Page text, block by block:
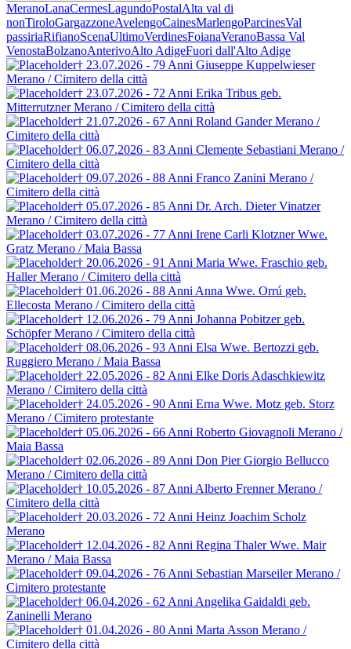
MeranoLanaCermesLagundoPostalAlta val di
nonTiroloGargazzoneAvelengoCainesMarlengoParcinesVal
passiriaRifianoScenaUltimoVerdinesFoianaVeranoBassa Val
VenostaBolzanoAnterivoAlto AdigeFuori dall'Alto Adige
† 23.07.2026 - 79 Anni Giuseppe Kuppelwieser
Merano / Cimitero della città
† 23.07.2026 - 72 Anni Erika Tribus geb.
MitterrutznerMerano / Cimitero della città
† 21.07.2026 - 67 Anni Roland GanderMerano /
Cimitero della città
† 06.07.2026 - 83 Anni Clemente Sebastiani Merano /
Cimitero della città
† 09.07.2026 - 88 Anni Franco Zanini Merano /
Cimitero della città
† 05.07.2026 - 85 Anni Dr. Arch. Dieter Vinatzer
Merano / Cimitero della città
† 03.07.2026 - 77 Anni Irene Carli KlotznerWwe.
Gratz Merano / Maia Bassa
† 20.06.2026 - 91 Anni Maria Wwe. Fraschio geb.
HallerMerano / Cimitero della città
† 01.06.2026 - 88 Anni Anna Wwe. Orrú geb.
Ellecosta Merano / Cimitero della città
† 12.06.2026 - 79 Anni Johanna Pobitzer geb.
SchöpferMerano / Cimitero della città
† 08.06.2026 - 93 Anni Elsa Wwe. Bertozzi geb.
Ruggiero Merano / Maia Bassa
† 22.05.2026 - 82 Anni Elke Doris Adaschkiewitz
Merano / Cimitero della città
† 24.05.2026 - 90 Anni Erna Wwe. Motz geb. Storz
Merano / Cimitero protestante
† 05.06.2026 - 66 Anni Roberto Giovagnoli Merano /
Maia Bassa
† 02.06.2026 - 89 Anni Don Pier Giorgio Bellucco
Merano / Cimitero della città
† 10.05.2026 - 87 Anni Alberto FrennerMerano /
Cimitero della città
† 20.03.2026 - 72 Anni Heinz Joachim Scholz
Merano
† 12.04.2026 - 82 Anni Regina ThalerWwe. Mair
Merano / Maia Bassa
† 09.04.2026 - 76 Anni Sebastian MarseilerMerano /
Cimitero protestante
† 06.04.2026 - 62 Anni Angelika Gaidaldi geb.
Zaninelli Merano
† 01.04.2026 - 80 Anni Marta Asson Merano /
Cimitero della città